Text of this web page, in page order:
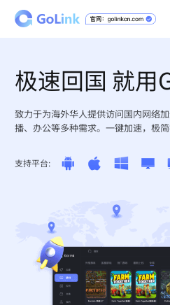
极速回国 就用
致力于为海外华人提供访问国内网络
播、办公等多种需求。一键加速，极简
支持平台: